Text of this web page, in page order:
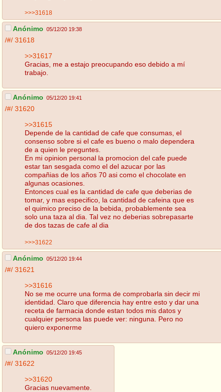
>>>31618
Anónimo 05/12/20 19:38
/#/ 31618
>>31617
Gracias, me a estajo preocupando eso debido a mí
trabajo.
Anónimo 05/12/20 19:41
/#/ 31620
>>31615
Depende de la cantidad de cafe que consumas, el
consenso sobre si el cafe es bueno o malo dependera
de a quien le preguntes.
En mi opinion personal la promocion del cafe puede
estar tan sesgada como el del azucar por las
compañias de los años 70 asi como el chocolate en
algunas ocasiones.
Entonces cual es la cantidad de cafe que deberias de
tomar, y mas especifico, la cantidad de cafeina que es
el quimico preciso de la bebida, probablemente sea
solo una taza al dia. Tal vez no deberias sobrepasarte
de dos tazas de cafe al dia
>>>31622
Anónimo 05/12/20 19:44
/#/ 31621
>>31616
No se me ocurre una forma de comprobarla sin decir mi
identidad. Claro que diferencia hay entre esto y dar una
receta de farmacia donde estan todos mis datos y
cualquier persona las puede ver: ninguna. Pero no
quiero exponerme
Anónimo 05/12/20 19:45
/#/ 31622
>>31620
Gracias nuevamente.